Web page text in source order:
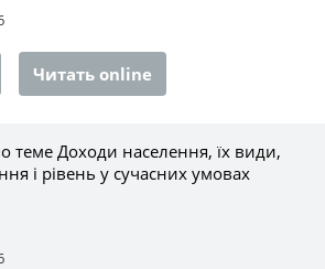
Читать online
теме Доходи населення, їх види,
і рівень у сучасних умовах